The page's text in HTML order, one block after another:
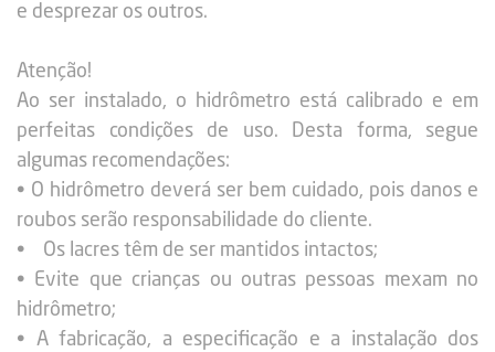
e desprezar os outros.
Atenção!
Ao ser instalado, o hidrômetro está calibrado e em
perfeitas condições de uso. Desta forma, segue
algumas recomendações:
• O hidrômetro deverá ser bem cuidado, pois danos e
roubos serão responsabilidade do cliente.
• Os lacres têm de ser mantidos intactos;
• Evite que crianças ou outras pessoas mexam no
hidrômetro;
• A fabricação, a especificação e a instalação dos